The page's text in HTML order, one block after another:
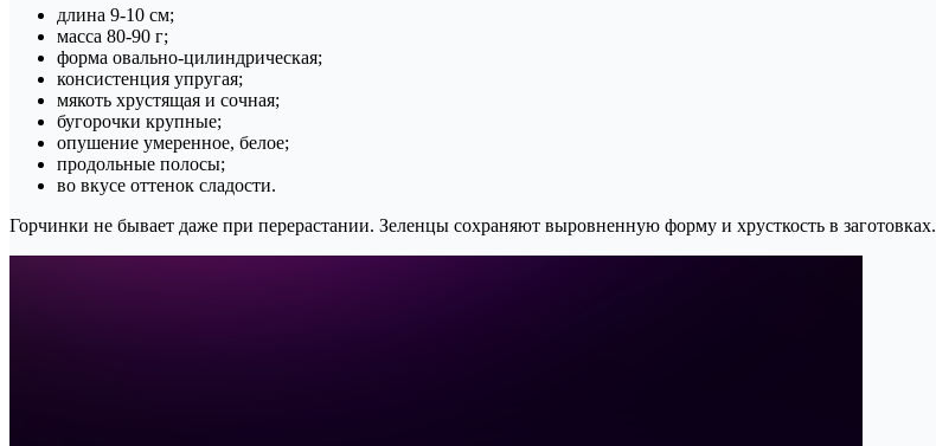
длина 9-10 см;
масса 80-90 г;
форма овально-цилиндрическая;
консистенция упругая;
мякоть хрустящая и сочная;
бугорочки крупные;
опушение умеренное, белое;
продольные полосы;
во вкусе оттенок сладости.
Горчинки не бывает даже при перерастании. Зеленцы сохраняют выровненную форму и хрусткость в заготовках.